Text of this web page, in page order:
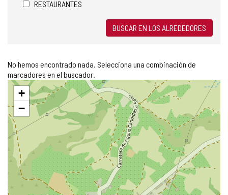
RESTAURANTES
BUSCAR EN LOS ALREDEDORES
No hemos encontrado nada. Selecciona una combinación de
marcadores en el buscador.
Saltar
mapa
+
−